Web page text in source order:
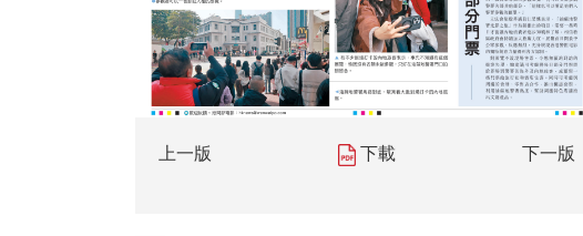
上一版 下載 下一版